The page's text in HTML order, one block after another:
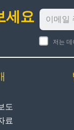
세요
저는
도
료